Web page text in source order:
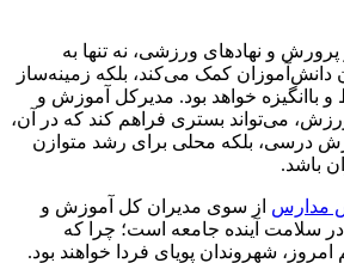
و نهادهای ورزشی، نه تنها به
دانش‌آموزان کمک می‌کند، بلکه زمینه‌ساز
باانگیزه خواهد بود. مدیرکل آموزش و
می‌تواند بستری فراهم کند که در آن،
درسی، بلکه محلی برای رشد متوازن
باشد.
مدارس از سوی مدیران کل آموزش و
سلامت آینده جامعه است؛ چرا که
شهروندان پویای فردا خواهند بود.